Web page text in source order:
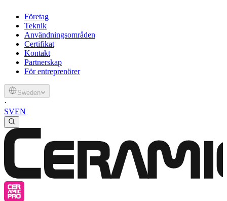
Företag
Teknik
Användningsområden
Certifikat
Kontakt
Partnerskap
För entreprenörer
Sweden
·
SVEN